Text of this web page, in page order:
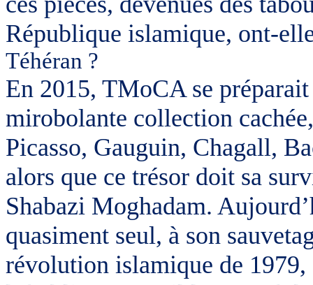
République islamique, ont-
Téhéran ?
En 2015, TMoCAse préparait
mirobolante collection
Picasso, Gauguin, Chagall,
alors que ce trésor doit sa
Shabazi Moghadam.
quasiment seul, à son
révolution islamique de 1979,